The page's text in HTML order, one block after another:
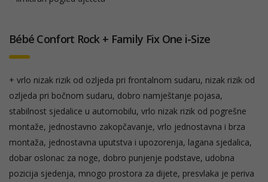
Bébé Confort Rock + Family Fix One i-Size
+ vrlo nizak rizik od ozljeda pri frontalnom sudaru, nizak rizik od
ozljeda pri bočnom sudaru, dobro namještanje pojasa,
stabilnost sjedalice u automobilu, vrlo nizak rizik od pogrešne
montaže, jednostavno zakopčavanje, vrlo jednostavna i brza
montaža, jednostavna uputstva i upozorenja, lagana sjedalica,
dobar oslonac za noge, dobro punjenje podstave, udobna
pozicija sjedenja, mnogo prostora za dijete, presvlaka je periva